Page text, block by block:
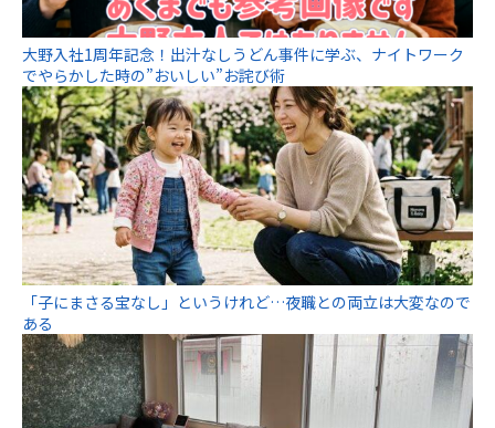
大野入社1周年記念！出汁なしうどん事件に学ぶ、ナイトワーク
でやらかした時の”おいしい”お詫び術
「子にまさる宝なし」というけれど…夜職との両立は大変なので
ある